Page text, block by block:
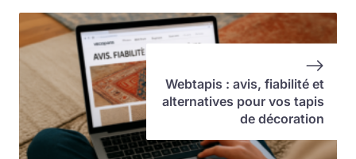
Webtapis : avis, fiabilité et
alternatives pour vos tapis
de décoration